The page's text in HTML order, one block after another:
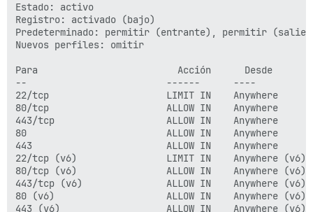
Estado: activo
Registro: activado (bajo)
Predeterminado: permitir (entrante), permitir
Nuevos perfiles: omitir
Para                         Acción      Desde
--                         ------      ----
22/tcp                     LIMIT IN
80/tcp                     ALLOW IN
443/tcp                    ALLOW IN
80                         ALLOW IN
443                        ALLOW IN
22/tcp (v6)                LIMIT IN
80/tcp (v6)                ALLOW IN
443/tcp (v6)               ALLOW IN
80 (v6)                    ALLOW IN